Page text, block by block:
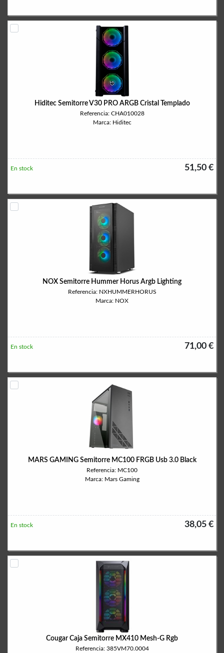
Hiditec Semitorre V30 PRO ARGB Cristal Templado
Referencia: CHA010028
Marca: Hiditec
51,50 €
En stock
NOX Semitorre Hummer Horus Argb Lighting
Referencia: NXHUMMERHORUS
Marca: NOX
71,00 €
En stock
MARS GAMING Semitorre MC100 FRGB Usb 3.0 Black
Referencia: MC100
Marca: Mars Gaming
38,05 €
En stock
Cougar Caja Semitorre MX410 Mesh-G Rgb
Referencia: 385VM70.0004